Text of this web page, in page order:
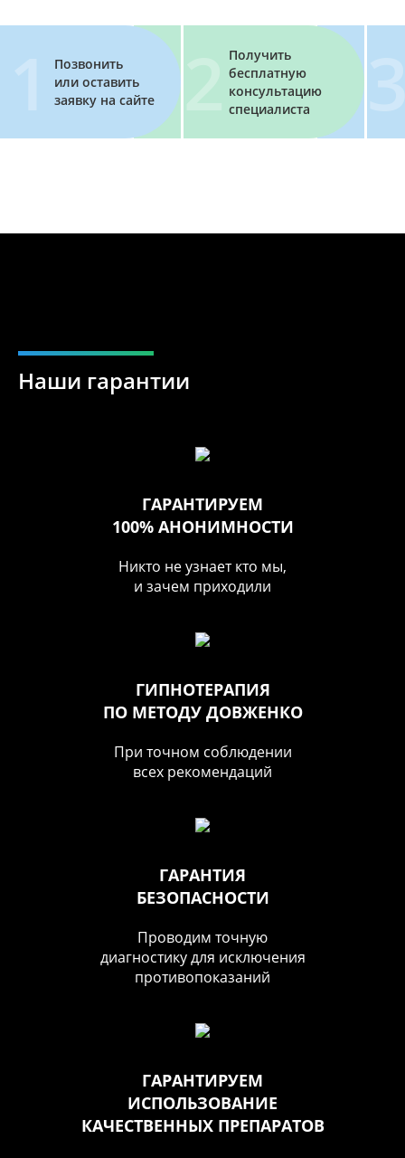
Позвонить
или оставить
заявку на сайте
Получить
бесплатную
консультацию
специалиста
Наши гарантии
ГАРАНТИРУЕМ
100% АНОНИМНОСТИ
Никто не узнает кто мы,
и зачем приходили
ГИПНОТЕРАПИЯ
ПО МЕТОДУ ДОВЖЕНКО
При точном соблюдении
всех рекомендаций
ГАРАНТИЯ
БЕЗОПАСНОСТИ
Проводим точную
диагностику для исключения
противопоказаний
ГАРАНТИРУЕМ
ИСПОЛЬЗОВАНИЕ
КАЧЕСТВЕННЫХ ПРЕПАРАТОВ